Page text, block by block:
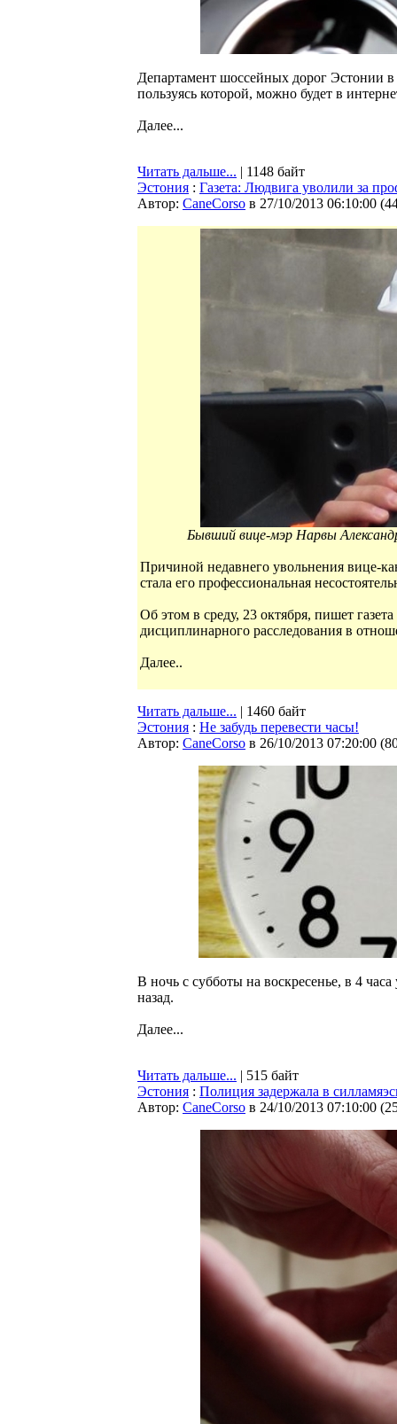
Департамент шоссейных дорог Эстонии
пользуясь которой, можно будет в
Далее...
Читать дальше... | 1148 байт
Эстония : Газета: Людвига уволили за
Автор: CaneCorso в 27/10/2013 06:10:00 (
Бывший вице-мэр Нарвы
Причиной недавнего увольнения вице-
стала его профессиональная
Об этом в среду, 23 октября, пишет
дисциплинарного расследования в
Далее..
Читать дальше... | 1460 байт
Эстония : Не забудь перевести часы!
Автор: CaneCorso в 26/10/2013 07:20:00 (
В ночь с субботы на воскресенье, в 4 часа
назад.
Далее...
Читать дальше... | 515 байт
Эстония : Полиция задержала в
Автор: CaneCorso в 24/10/2013 07:10:00 (